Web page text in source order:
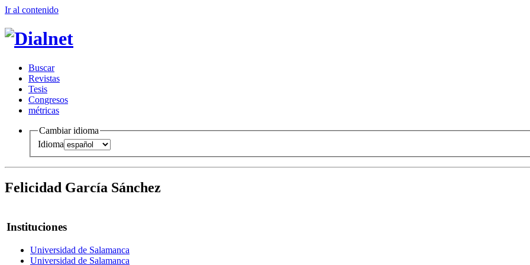
Ir al contenido
Buscar
Revistas
Tesis
Congresos
métricas
Cambiar idioma
Idioma
Felicidad García Sánchez
Instituciones
Universidad de Salamanca
Universidad de Salamanca